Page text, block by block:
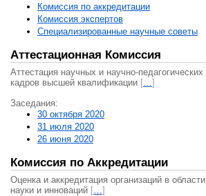
Комиссия по аккредитации
Комиссия экспертов
Специализированные научные советы
Аттестационная Комиссия
Аттестация научных и научно-педагогических
кадров высшей квалификации […]
Заседания:
30 октября 2020
31 июля 2020
26 июня 2020
Комиссия по Аккредитации
Оценка и аккредитация организаций в области
науки и инноваций […]